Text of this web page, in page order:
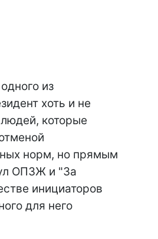
из
хоть и не
которые
норм, но прямым
ОПЗЖ и "За
инициаторов
для него